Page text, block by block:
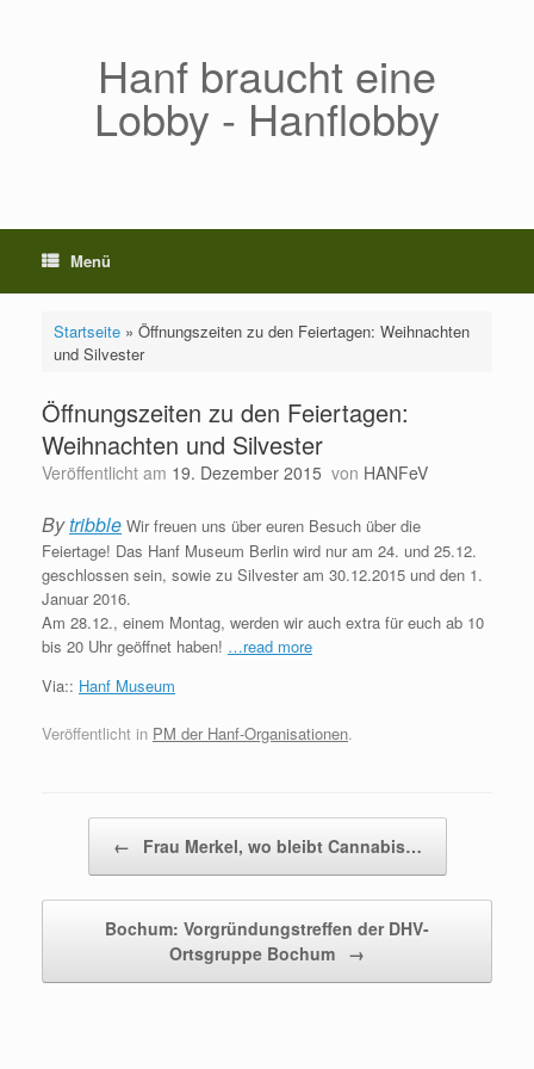
Hanf braucht eine
Lobby - Hanflobby
Menü
Startseite» Öffnungszeiten zu den Feiertagen: Weihnachten
und Silvester
Öffnungszeiten zu den Feiertagen:
Weihnachten und Silvester
Veröffentlicht am 19. Dezember 2015 von HANFeV
Bytribble Wir freuen uns über euren Besuch über die
Feiertage! Das Hanf Museum Berlin wird nur am 24. und 25.12.
geschlossen sein, sowie zu Silvester am 30.12.2015 und den 1.
Januar 2016.
Am 28.12., einem Montag, werden wir auch extra für euch ab 10
bis 20 Uhr geöffnet haben! …read more
Via:: Hanf Museum
Veröffentlicht in PM der Hanf-Organisationen.
← Frau Merkel, wo bleibt Cannabis…
Bochum: Vorgründungstreffen der DHV-
Ortsgruppe Bochum →